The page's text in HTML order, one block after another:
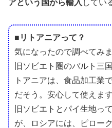
アという国から輸入 してい
■リトアニアって？
気になったので調べてみ
旧ソビエト圏のバルト三
トアニアは、食品加工業
だそう。安心して使えま
旧ソビエトとパイ生地っ
が、ロシアには、ピロー